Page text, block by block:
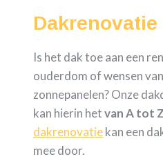
Dakrenovatie
Is het dak toe aan een
ouderdom of wensen
zonnepanelen? Onze
kan hierin hetvan A tot Z
dakrenovatiekan een
mee door.